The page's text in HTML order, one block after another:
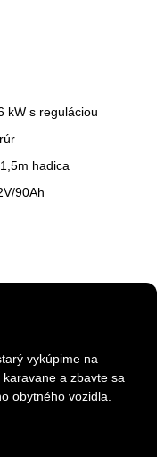
kW s reguláciou
hadica
90Ah
vykúpime na
a zbavte sa
obytného vozidla.